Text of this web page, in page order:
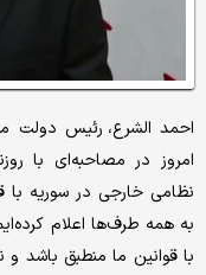
احمد الشرع، رئیس‌ دولت
امروز در مصاحبه‌ای با
نظامی خارجی در سوریه با
به همه طرف‌ها اعلام
با قوانین ما منطبق باشد و